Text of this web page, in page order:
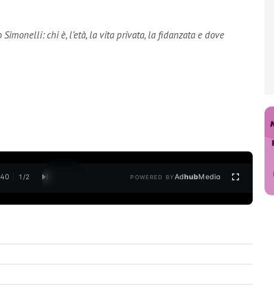
Simonelli: chi è, l’età, la vita privata, la fidanzata e dove
1 /2 POWERED BYAdhubMedia